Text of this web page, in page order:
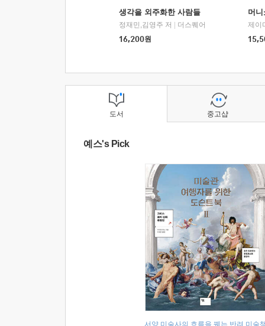
생각을 외주화한 사람들
정재민,김영주 저
더스퀘어
16,200원
머
도서
예스's Pick
서양 미술사의 흐름을 꿰는 반려 미술
중고샵